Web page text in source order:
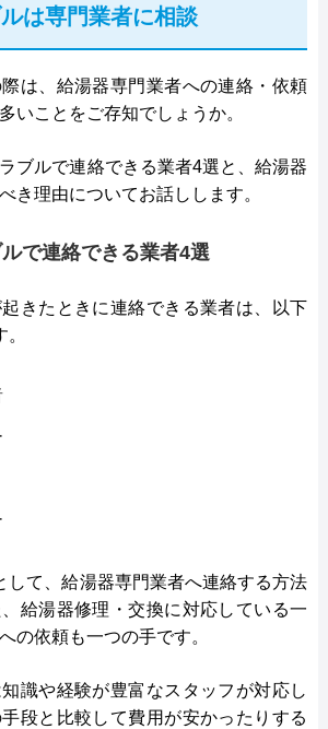
は専門業者に相談
は、給湯器専門業者への連絡・依頼
いことをご存知でしょうか。
ブルで連絡できる業者4選と、給湯器
き理由についてお話しします。
で連絡できる業者4選
きたときに連絡できる業者は、以下
して、給湯器専門業者へ連絡する方法
給湯器修理・交換に対応している一
の依頼も一つの手です。
識や経験が豊富なスタッフが対応し
段と比較して費用が安かったりする